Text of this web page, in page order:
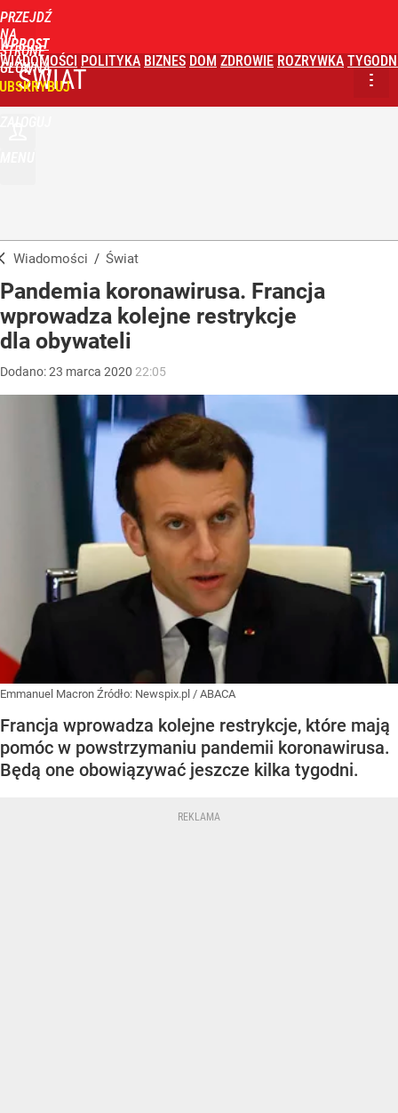
PRZEJDŹ
NA
STRONĘ
GŁÓWNĄ
WPROST
WIADOMOŚCI POLITYKA BIZNES DOM ZDROWIE ROZRYWKA
ŚWIAT
Wiadomości / Świat
Pandemia koronawirusa. Francja
wprowadza kolejne restrykcje
dla obywateli
Dodano:23 marca 2020 22:05
Emmanuel Macron Źródło: Newspix.pl / ABACA
Francja wprowadza kolejne restrykcje, które mają
pomóc w powstrzymaniu pandemii koronawirusa.
Będą one obowiązywać jeszcze kilka tygodni.